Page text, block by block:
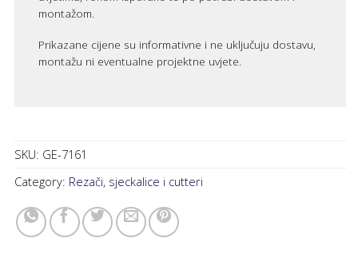
montažom.
Prikazane cijene su informativne i ne uključuju dostavu,
montažu ni eventualne projektne uvjete.
SKU: GE-7161
Category: Rezači, sjeckalice i cutteri